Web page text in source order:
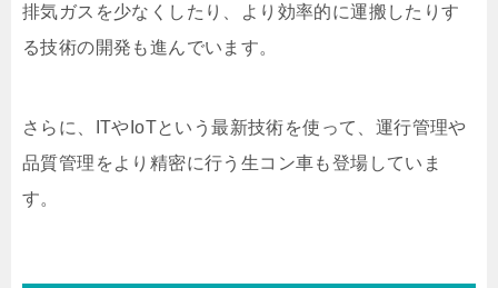
排気ガスを少なくしたり、より効率的に運搬したりす
る技術の開発も進んでいます。
さらに、ITやIoTという最新技術を使って、運行管理や
品質管理をより精密に行う生コン車も登場していま
す。